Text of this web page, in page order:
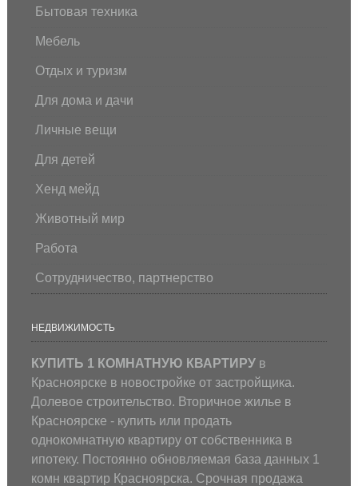
Бытовая техника
Мебель
Отдых и туризм
Для дома и дачи
Личные вещи
Для детей
Хенд мейд
Животный мир
Работа
Сотрудничество, партнерство
НЕДВИЖИМОСТЬ
КУПИТЬ 1 КОМНАТНУЮ КВАРТИРУв
Красноярске в новостройке от застройщика.
Долевое строительство. Вторичное жилье в
Красноярске - купить или продать
однокомнатную квартиру от собственника в
ипотеку. Постоянно обновляемая база данных 1
комн квартир Красноярска. Срочная продажа